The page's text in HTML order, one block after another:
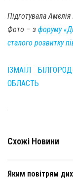
Підготувала
Фото – з форуму
сталого розвитку
ІЗМАЇЛ
ОБЛАСТЬ
Схожі Новини
Яким повітрям